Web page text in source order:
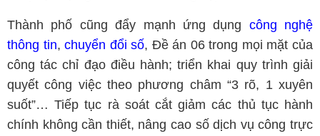
Thành phố cũng đẩy mạnh ứng dụng công nghệ
thông tin,chuyển đổi số, Đề án 06 trong mọi mặt của
công tác chỉ đạo điều hành; triển khai quy trình giải
quyết công việc theo phương châm “3 rõ, 1 xuyên
suốt”… Tiếp tục rà soát cắt giảm các thủ tục hành
chính không cần thiết, nâng cao số dịch vụ công trực